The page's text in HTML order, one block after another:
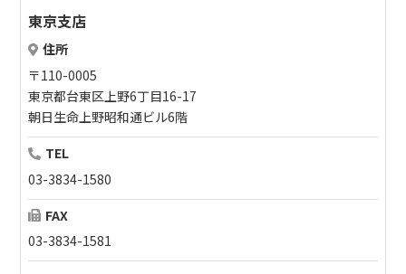
東京支店
住所
〒110-0005
東京都台東区上野6丁目16-17
朝日生命上野昭和通ビル6階
TEL
03-3834-1580
FAX
03-3834-1581